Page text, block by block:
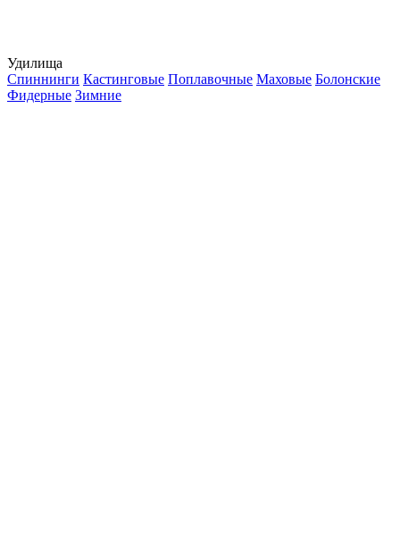
Удилища
Спиннинги Кастинговые Поплавочные Маховые Болонские
Фидерные Зимние